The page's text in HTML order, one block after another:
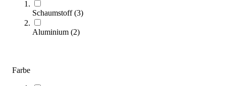
Schaumstoff(3)
Aluminium (2)
Farbe
Zum Ratgeber
Kategorien & Filter